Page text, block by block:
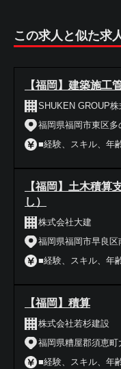
この求人と似た求
【福岡】建築施工
SHUKEN GROUP株
福岡県福岡市東区多
■経験、スキル、年
【福岡】土木積算
し）
株式会社大建
福岡県福岡市早良区
■経験、スキル、年
【福岡】積算
株式会社若杉建設
福岡県糟屋郡須恵町
■経験、スキル、年